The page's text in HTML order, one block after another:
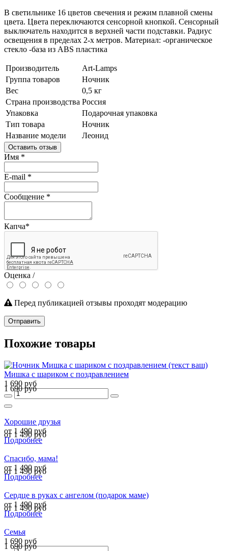
В светильнике 16 цветов свечения и режим плавной смены
цвета. Цвета переключаются сенсорной кнопкой. Сенсорный
выключатель находится в верхней части подставки. Радиус
освещения в пределах 2-х метров. Материал: -органическое
стекло -база из ABS пластика
Производитель
Art-Lamps
Группа товаров
Ночник
Вес
0,5 кг
Страна производства Россия
Упаковка
Подарочная упаковка
Тип товара
Ночник
Название модели
Леонид
Оставить отзыв
Имя *
E-mail *
Сообщение *
Капча*
Оценка /
Перед публикацией отзывы проходят модерацию
Отправить
Похожие товары
Мишка с шариком с поздравлением
1 690 руб
1 690 руб
Хорошие друзья
от 1 490 руб
от 1 490 руб
Подробнее
Спасибо, мама!
от 1 490 руб
от 1 490 руб
Подробнее
Сердце в руках с ангелом (подарок маме)
от 1 490 руб
от 1 490 руб
Подробнее
Семья
1 690 руб
1 690 руб